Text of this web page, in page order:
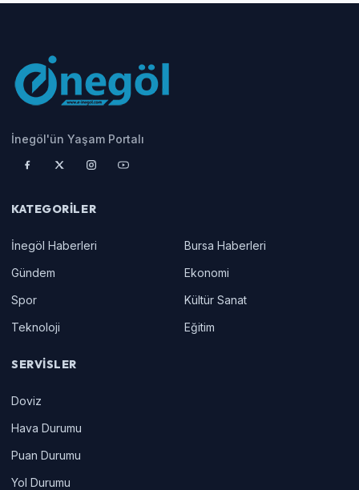
İnegöl'ün Yaşam Portalı
KATEGORILER
İnegöl Haberleri
Bursa Haberleri
Gündem
Ekonomi
Spor
Kültür Sanat
Teknoloji
Eğitim
SERVISLER
Doviz
Hava Durumu
Puan Durumu
Yol Durumu